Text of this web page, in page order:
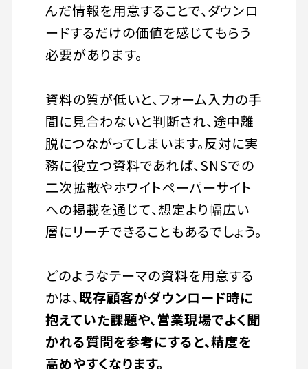
んだ情報を用意することで、ダウンロ
ードするだけの価値を感じてもらう
必要があります。
資料の質が低いと、フォーム入力の手
間に見合わないと判断され、途中離
脱につながってしまいます。反対に実
務に役立つ資料であれば、SNSでの
二次拡散やホワイトペーパーサイト
への掲載を通じて、想定より幅広い
層にリーチできることもあるでしょう。
どのようなテーマの資料を用意する
かは、既存顧客がダウンロード時に
抱えていた課題や、営業現場でよく聞
かれる質問を参考にすると、精度を
高めやすくなります。